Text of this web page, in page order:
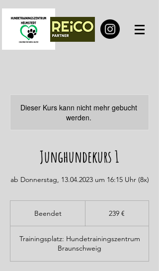
Dieser Kurs kann nicht mehr gebucht
werden.
Junghundekurs 1
ab Donnerstag, 13.04.2023 um 16:15 Uhr (8x)
BeendetB
n
d
e
239 €
Trainingsplatz: Hundetrainingszentrum
Braunschweig